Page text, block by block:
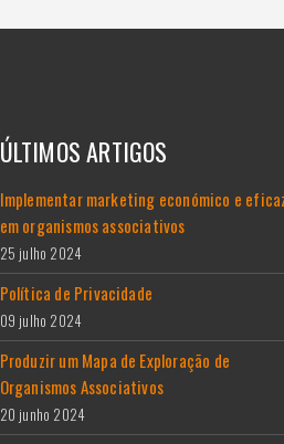
ÚLTIMOS ARTIGOS
Implementar marketing económico e
em organismos associativos
25 julho 2024
Política de Privacidade
09 julho 2024
Produzir um Mapa de Exploração de
Organismos Associativos
20 junho 2024